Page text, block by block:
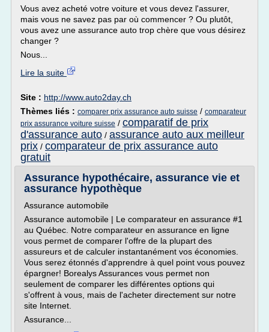
Vous avez acheté votre voiture et vous devez l'assurer,
mais vous ne savez pas par où commencer ? Ou plutôt,
vous avez une assurance auto trop chère que vous désirez
changer ?
Nous...
Lire la suite
Site : http://www.auto2day.ch
Thèmes liés : comparer prix assurance auto suisse / comparateur
prix assurance voiture suisse / comparatif de prix
d'assurance auto / assurance auto aux meilleur
prix / comparateur de prix assurance auto
gratuit
Assurance hypothécaire, assurance vie et
assurance hypothèque
Assurance automobile
Assurance automobile | Le comparateur en assurance #1
au Québec. Notre comparateur en assurance en ligne
vous permet de comparer l'offre de la plupart des
assureurs et de calculer instantanément vos économies.
Vous serez étonnés d'apprendre à quel point vous pouvez
épargner! Borealys Assurances vous permet non
seulement de comparer les différentes options qui
s'offrent à vous, mais de l'acheter directement sur notre
site Internet.
Assurance...